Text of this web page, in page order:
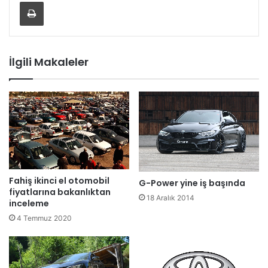
İlgili Makaleler
Fahiş ikinci el otomobil
fiyatlarına bakanlıktan
inceleme
4 Temmuz 2020
G-Power yine iş başında
18 Aralık 2014